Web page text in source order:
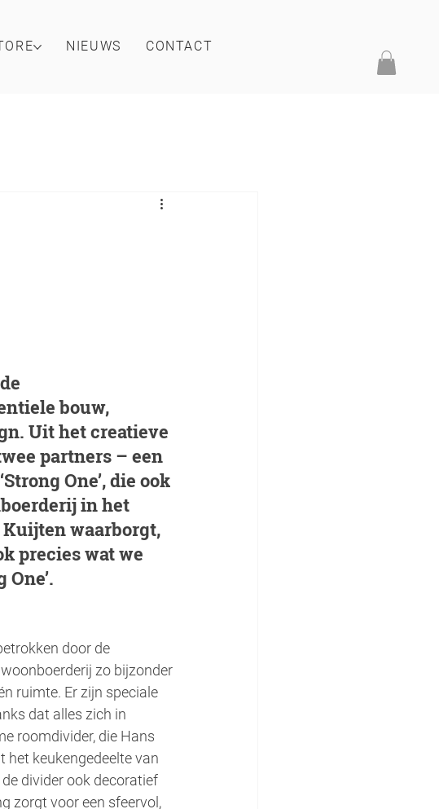
NIEUWS CONTACT
bouw,
Uit het creatieve
partners – een
One’, die ook
in het
waarborgt,
precies wat we
door de
zo bijzonder
ruimte. Er zijn speciale
dat alles zich in
roomdivider, die Hans
het keukengedeelte van
divider ook decoratief
zorgt voor een sfeervol,